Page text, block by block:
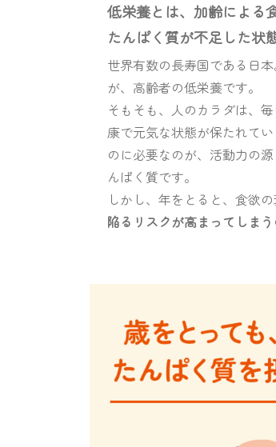
低栄養とは、加齢による
たんぱく質が不足した状
世界有数の長寿国である日
が、高齢者の低栄養です。
そもそも、人のカラダは、
康で元気な状態が保たれて
のに必要なのが、活動力の
んぱく質です。
しかし、年をとると、食欲
陥るリスクが高まってしまう